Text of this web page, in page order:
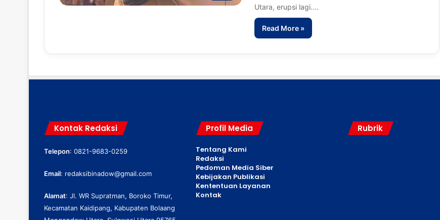
Utara, erupsi lagi.…
Read More »
Kontak Redaksi
Telepon: 0821-9683-0259
Email: redaksibinadow@gmail.com
Alamat: Jl. WR Supratman, Boroko Timur,
Kecamatan Kaidipang, Kabupaten Bolaang
Profil Media
Tentang Kami
Redaksi
Pedoman Media Siber
Kebijakan Publikasi
Kententuan Layanan
Kontak
Rubrik